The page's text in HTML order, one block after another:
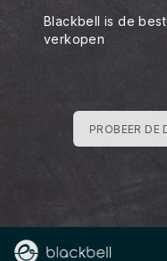
Blackbell is de
verkopen
PROBEER DE